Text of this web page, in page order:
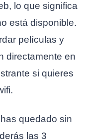
lo que significa
está disponible.
películas y
directamente en
si quieres
quedado sin
las 3